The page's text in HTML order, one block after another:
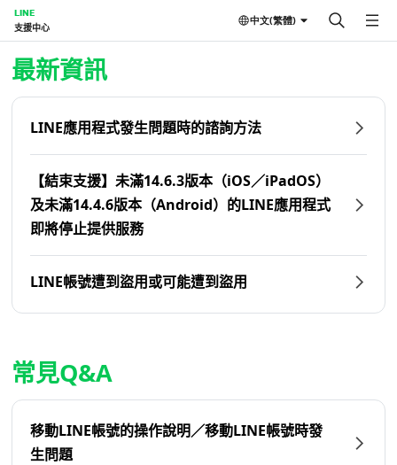
LINE
支援中心
中文(繁體)
首頁 | LINE支援中心
最新資訊
LINE應用程式發生問題時的諮詢方法
【結束支援】未滿14.6.3版本（iOS／iPadOS）
及未滿14.4.6版本（Android）的LINE應用程式
即將停止提供服務
LINE帳號遭到盜用或可能遭到盜用
常見Q&A
移動LINE帳號的操作說明／移動LINE帳號時發
生問題